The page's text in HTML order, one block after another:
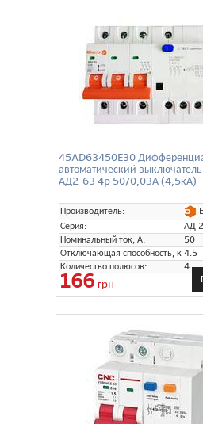
45AD63450E30
автоматический
АД2-63 4p 50/0,03А (4,5кА)
Производитель:
Серия:
АД
Номинальный ток, А:
50
Отключающая способность, кА:4.5
Количество полюсов:
4
166 грн